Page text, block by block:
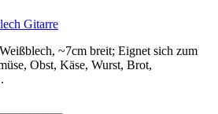
Gitarre
~7cm breit; Eignet sich zum
Obst, Käse, Wurst, Brot,